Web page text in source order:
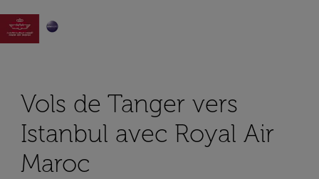

Vols de Tanger vers
Istanbul avec Royal Air
Maroc